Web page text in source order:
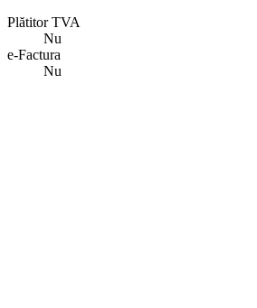
Plătitor TVA
Nu
e-Factura
Nu